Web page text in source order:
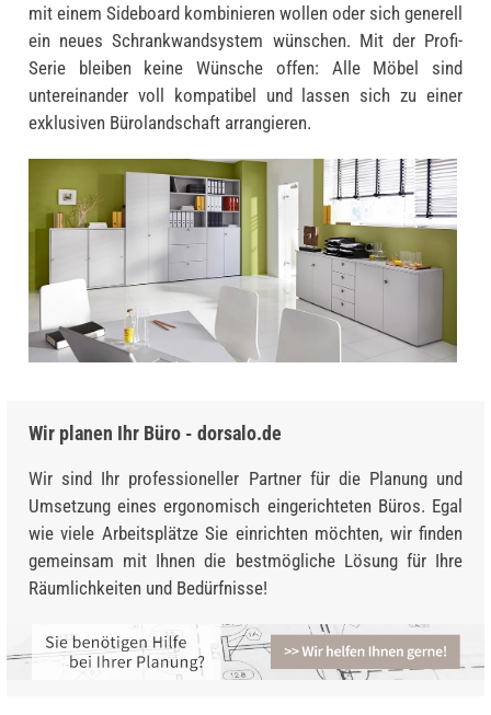
mit einem Sideboard kombinieren wollen oder sich generell
ein neues Schrankwandsystem wünschen. Mit der Profi-
Serie bleiben keine Wünsche offen: Alle Möbel sind
untereinander voll kompatibel und lassen sich zu einer
exklusiven Bürolandschaft arrangieren.
Wir planen Ihr Büro - dorsalo.de
Wir sind Ihr professioneller Partner für die Planung und
Umsetzung eines ergonomisch eingerichteten Büros. Egal
wie viele Arbeitsplätze Sie einrichten möchten, wir finden
gemeinsam mit Ihnen die bestmögliche Lösung für Ihre
Räumlichkeiten und Bedürfnisse!